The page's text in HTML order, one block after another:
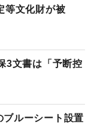
等文化財が被
3文書は「予断控
ルーシート設置